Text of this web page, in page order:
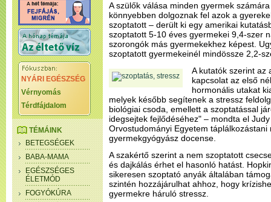
NYÁRI EGÉSZSÉG
Vérnyomás
Térdfájdalom
TÉMÁINK
BETEGSÉGEK
BABA-MAMA
EGÉSZSÉGES
ÉLETMÓD
FOGYÓKÚRA
A szülők válása minden gyermek
könnyebben dolgoznak fel azok a
szoptatott – derült ki egy amerikai
szoptatott 5-10 éves gyermekei 9,4-szer
szorongók más gyermekekhez képest.
szoptatott gyermekeinél mindössze 2,2-
A kutatók szerint az
kapcsolat az első
hormonális utakat
melyek később segítenek a stressz
biológiai csoda, emellett a szoptatással
idegsejtek fejlődéséhez" – mondta el
Orvostudományi Egyetem táplálkozástani
gyermekgyógyász docense.
A szakértő szerint a nem szoptatott
és dajkálás érhet el hasonló hatást.
sikeresen szoptató anyák általában
szintén hozzájárulhat ahhoz, hogy
gyermekre háruló stressz.